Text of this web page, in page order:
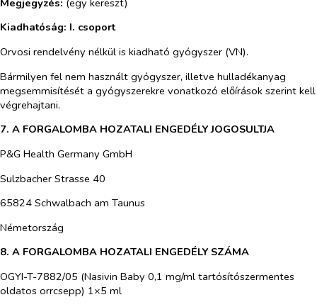
Kiadhatóság: I. csoport
Orvosi rendelvény nélkül is kiadható gyógyszer (VN).
Bármilyen fel nem használt gyógyszer, illetve hulladékanyag
megsemmisítését a gyógyszerekre vonatkozó előírások szerint kell
végrehajtani.
7. A FORGALOMBA HOZATALI ENGEDÉLY JOGOSULTJA
P&G Health Germany GmbH
Sulzbacher Strasse 40
65824 Schwalbach am Taunus
Németország
8. A FORGALOMBA HOZATALI ENGEDÉLY SZÁMA
OGYI-T-7882/05 (Nasivin Baby 0,1 mg/ml tartósítószermentes
oldatos orrcsepp) 1×5 ml